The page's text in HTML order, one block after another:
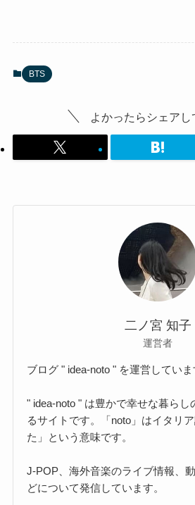
BTS
よかったらシェアし
二ノ宮 知子
運営者
ブログ " idea-noto " を運営していま
" idea-noto " は豊かで幸せな暮らし
るサイトです。「noto」はイタリ
た」という意味です。
J-POP、海外音楽のライブ情報、
どについて発信しています。